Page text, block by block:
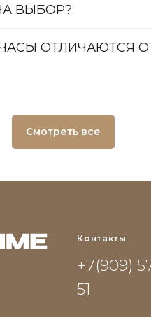
ВЫБОР?
ОТЛИЧАЮТСЯ
Смотреть все
Контакты
+7(909)
51